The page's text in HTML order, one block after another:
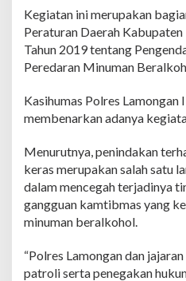
Kegiatan ini merupakan
Peraturan Daerah
Tahun 2019 tentang
Peredaran Minuman
Kasihumas Polres Lamongan
membenarkan adanya
Menurutnya, penindakan
keras merupakan salah satu
dalam mencegah terjadinya
gangguan kamtibmas yang
minuman beralkohol.
“Polres Lamongan dan
patroli serta penegakan